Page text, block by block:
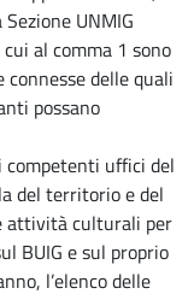
UNMIG
al comma 1 sono
delle quali
possano
competenti uffici del
del territorio e del
attività culturali per
BUIG e sul proprio
l’elenco delle